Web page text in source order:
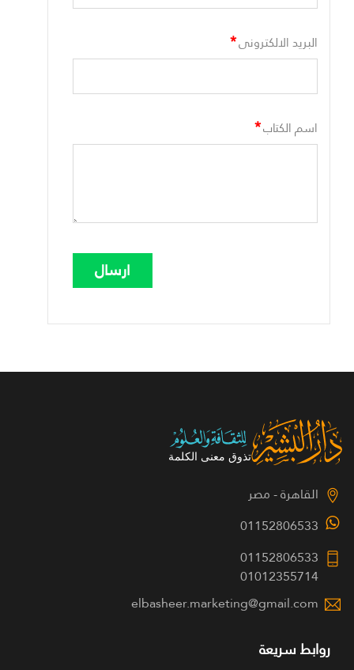
البريد الالكترونى*
اسم الكتاب*
القاهرة - مصر
01152806533
01152806533
01012355714
elbasheer.marketing@gmail.com
روابط سريعة